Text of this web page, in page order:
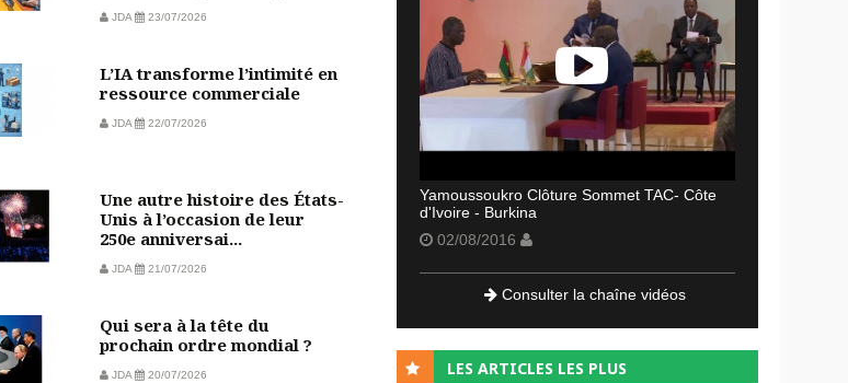
JDA 23/07/2026
L’IA transforme l’intimité en
ressource commerciale
JDA 22/07/2026
Une autre histoire des États-
Unis à l’occasion de leur
250e anniversai...
JDA 21/07/2026
Qui sera à la tête du
prochain ordre mondial ?
JDA 20/07/2026
Yamoussoukro Clôture Sommet TAC- Côte
d'Ivoire - Burkina
02/08/2016
Consulter la chaîne vidéos
LES ARTICLES LES PLUS